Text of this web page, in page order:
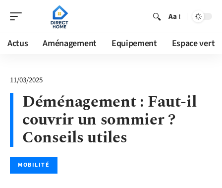
Aa
Actus Aménagement Equipement Espace vert
11/03/2025
Déménagement : Faut-il
couvrir un sommier ?
Conseils utiles
MOBILITÉ